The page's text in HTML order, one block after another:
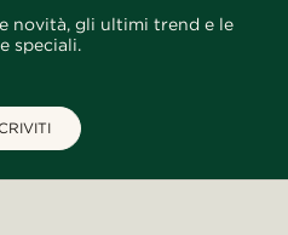
novità, gli ultimi trend e le
speciali.